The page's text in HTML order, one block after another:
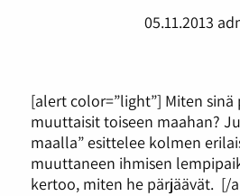
05.11.2013
[alert color=”light”] Miten sinä
muuttaisit toiseen maahan?
maalla” esittelee kolmen
muuttaneen ihmisen
kertoo, miten he pärjäävät. [/